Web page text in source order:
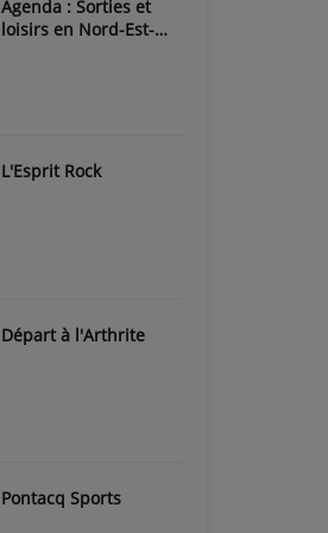
Agenda : Sorties et
loisirs en Nord-Est-
L'Esprit Rock
Départ à l'Arthrite
Pontacq Sports